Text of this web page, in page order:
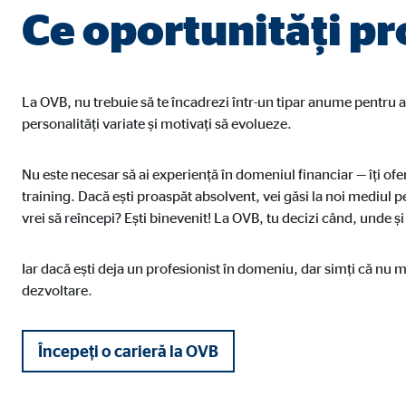
Ce oportunități
La OVB, nu trebuie să te încadrezi într-un tipar anume
personalități variate și motivați să evolueze.
Nu este necesar să ai experiență în domeniul financiar — îți
training. Dacă ești proaspăt absolvent, vei găsi la noi mediul
vrei să reîncepi? Ești binevenit! La OVB, tu decizi când, unde
Iar dacă ești deja un profesionist în domeniu, dar simți că nu
dezvoltare.
Începeți o carieră la OVB
Cookie-uri de marketing
uid, C
Furnizor: